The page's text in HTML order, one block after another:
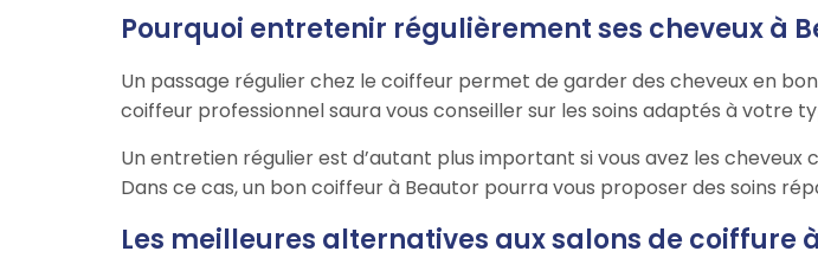
Pourquoi entretenir régulièrement ses cheveux à
Un passage régulier chez le coiffeur permet de garder des cheveux en
coiffeur professionnel saura vous conseiller sur les soins adaptés à votre
Un entretien régulier est d’autant plus important si vous avez les
Dans ce cas, un bon coiffeur à Beautor pourra vous proposer des soins
Les meilleures alternatives aux salons de coiffure